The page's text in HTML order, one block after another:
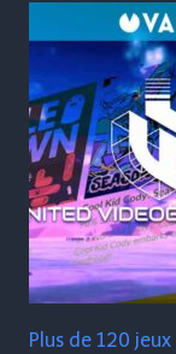
Plus de 120